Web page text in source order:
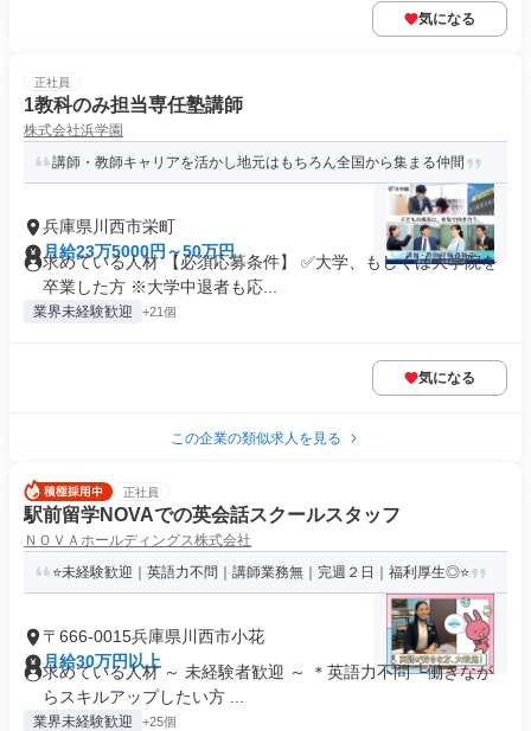
気になる
正社員
1教科のみ担当専任塾講師
株式会社浜学園
講師・教師キャリアを活かし地元はもちろん全国から集まる仲間
兵庫県川西市栄町
月給23万5000円～50万円
求めている人材 【必須応募条件】 ✅大学、もしくは大学院を
卒業した方 ※大学中退者も応...
業界未経験歓迎 +21個
気になる
この企業の類似求人を見る
正社員
駅前留学NOVAでの英会話スクールスタッフ
ＮＯＶＡホールディングス株式会社
⭐未経験歓迎｜英語力不問｜講師業務無｜完週２日｜福利厚生◎⭐
〒666-0015兵庫県川西市小花
月給30万円以上
求めている人材 ～ 未経験者歓迎 ～ ＊英語力不問 └働きなが
らスキルアップしたい方 ...
業界未経験歓迎 +25個